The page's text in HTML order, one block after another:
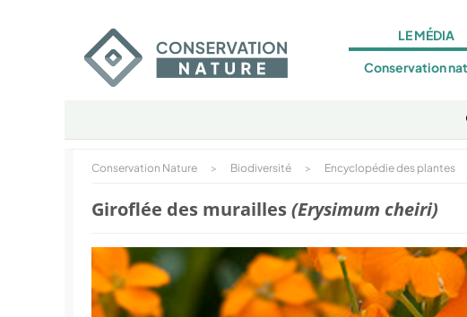
LE MÉDIA
Conservation
Conservation Nature > Biodiversité > Encyclopédie des plantes
Giroflée des murailles(Erysimum cheiri)